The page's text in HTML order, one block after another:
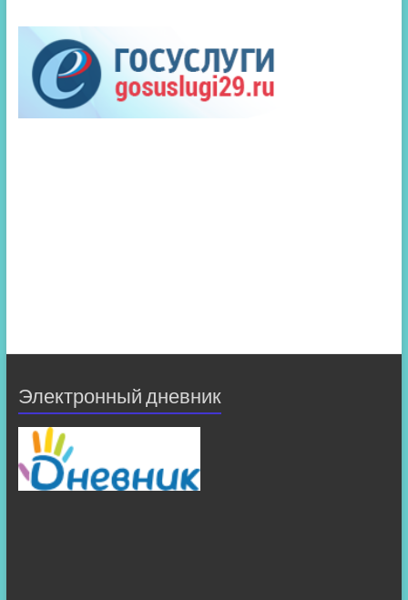
Электронный дневник